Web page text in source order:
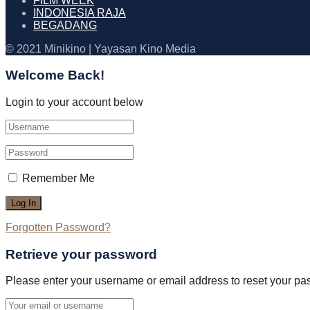
INDONESIA RAJA
BEGADANG
© 2021 Minikino | Yayasan Kino Media
Welcome Back!
Login to your account below
Remember Me
Forgotten Password?
Retrieve your password
Please enter your username or email address to reset your